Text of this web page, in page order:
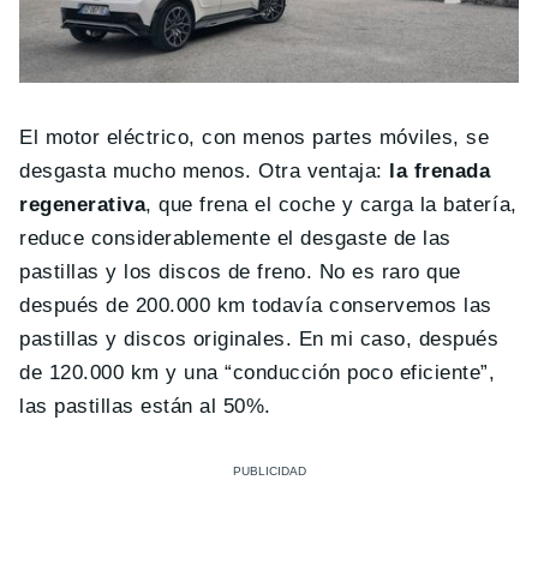
El motor eléctrico, con menos partes móviles, se
desgasta mucho menos. Otra ventaja: la frenada
regenerativa, que frena el coche y carga la batería,
reduce considerablemente el desgaste de las
pastillas y los discos de freno. No es raro que
después de 200.000 km todavía conservemos las
pastillas y discos originales. En mi caso, después
de 120.000 km y una “conducción poco eficiente”,
las pastillas están al 50%.